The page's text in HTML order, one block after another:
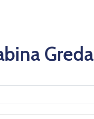
Greda